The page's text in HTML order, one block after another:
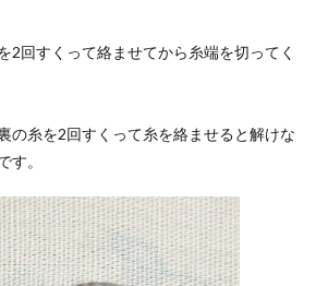
2回すくって絡ませてから糸端を切ってく
の糸を2回すくって糸を絡ませると解けな
す。